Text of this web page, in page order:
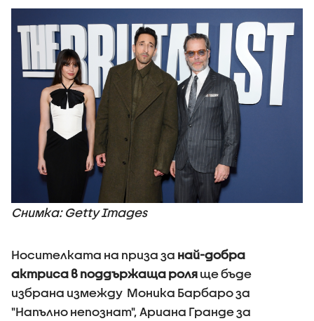
Снимка: Getty Images
Носителката на приза за най-добра
актриса в поддържаща роля ще бъде
избрана измежду Моника Барбаро за
"Напълно непознат", Ариана Гранде за